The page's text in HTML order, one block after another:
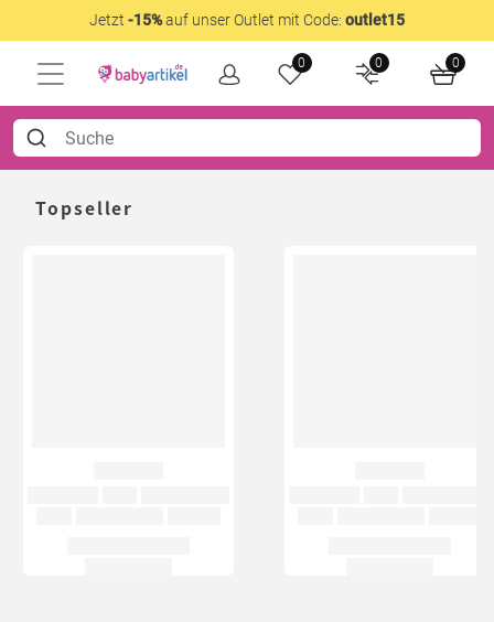
Jetzt -15%auf unser Outlet mit Code: outlet15
0 0 0
Topseller